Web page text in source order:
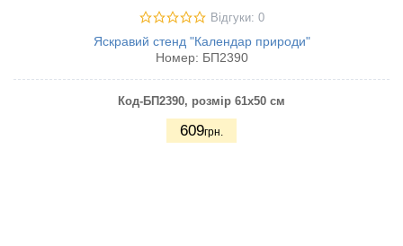
Відгуки: 0
Яскравий стенд "Календар природи"
Номер: БП2390
Код-БП2390, розмір 61х50 см
609грн.